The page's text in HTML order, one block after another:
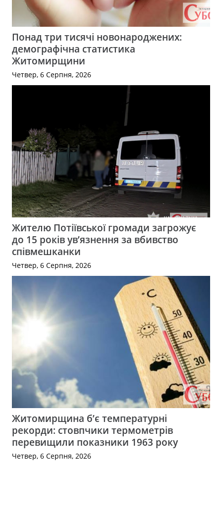
Понад три тисячі новонароджених:
демографічна статистика
Житомирщини
Четвер, 6 Серпня, 2026
Жителю Потіївської громади загрожує
до 15 років ув’язнення за вбивство
співмешканки
Четвер, 6 Серпня, 2026
Житомирщина б’є температурні
рекорди: стовпчики термометрів
перевищили показники 1963 року
Четвер, 6 Серпня, 2026